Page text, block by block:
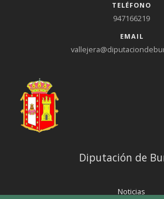
TELÉFONO
947166219
EMAIL
Diputación de
Noticias